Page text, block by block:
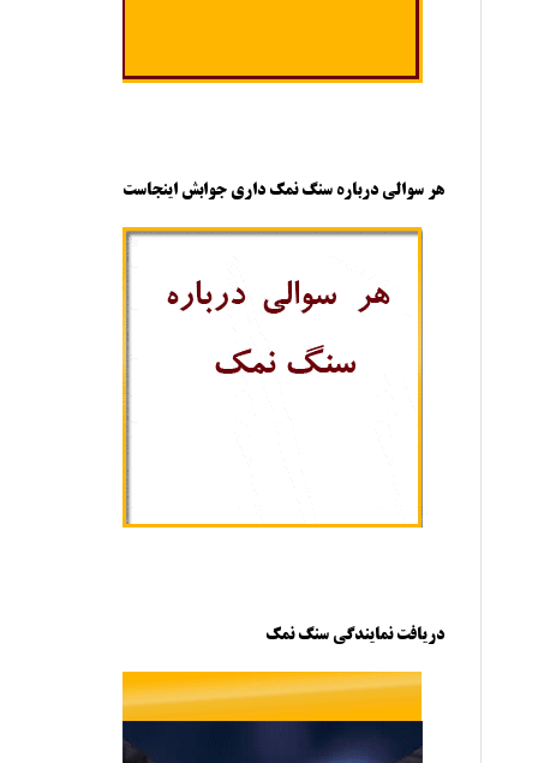
هر سوالی درباره سنگ نمک داری جوابش اینجاست
دریافت نمایندگی سنگ نمک